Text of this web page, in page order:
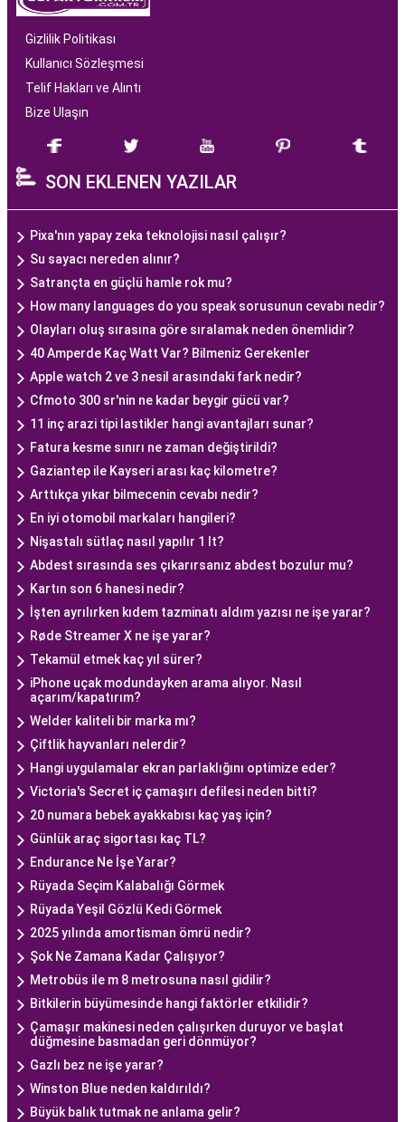
Gizlilik Politikası
Kullanıcı Sözleşmesi
Telif Hakları ve Alıntı
Bize Ulaşın
SON EKLENEN YAZILAR
Pixa'nın yapay zeka teknolojisi nasıl çalışır?
Su sayacı nereden alınır?
Satrançta en güçlü hamle rok mu?
How many languages do you speak sorusunun cevabı nedir?
Olayları oluş sırasına göre sıralamak neden önemlidir?
40 Amperde Kaç Watt Var? Bilmeniz Gerekenler
Apple watch 2 ve 3 nesil arasındaki fark nedir?
Cfmoto 300 sr'nin ne kadar beygir gücü var?
11 inç arazi tipi lastikler hangi avantajları sunar?
Fatura kesme sınırı ne zaman değiştirildi?
Gaziantep ile Kayseri arası kaç kilometre?
Arttıkça yıkar bilmecenin cevabı nedir?
En iyi otomobil markaları hangileri?
Nişastalı sütlaç nasıl yapılır 1 lt?
Abdest sırasında ses çıkarırsanız abdest bozulur mu?
Kartın son 6 hanesi nedir?
İşten ayrılırken kıdem tazminatı aldım yazısı ne işe yarar?
Røde Streamer X ne işe yarar?
Tekamül etmek kaç yıl sürer?
iPhone uçak modundayken arama alıyor. Nasıl
açarım/kapatırım?
Welder kaliteli bir marka mı?
Çiftlik hayvanları nelerdir?
Hangi uygulamalar ekran parlaklığını optimize eder?
Victoria's Secret iç çamaşırı defilesi neden bitti?
20 numara bebek ayakkabısı kaç yaş için?
Günlük araç sigortası kaç TL?
Endurance Ne İşe Yarar?
Rüyada Seçim Kalabalığı Görmek
Rüyada Yeşil Gözlü Kedi Görmek
2025 yılında amortisman ömrü nedir?
Şok Ne Zamana Kadar Çalışıyor?
Metrobüs ile m 8 metrosuna nasıl gidilir?
Bitkilerin büyümesinde hangi faktörler etkilidir?
Çamaşır makinesi neden çalışırken duruyor ve başlat
düğmesine basmadan geri dönmüyor?
Gazlı bez ne işe yarar?
Winston Blue neden kaldırıldı?
Büyük balık tutmak ne anlama gelir?